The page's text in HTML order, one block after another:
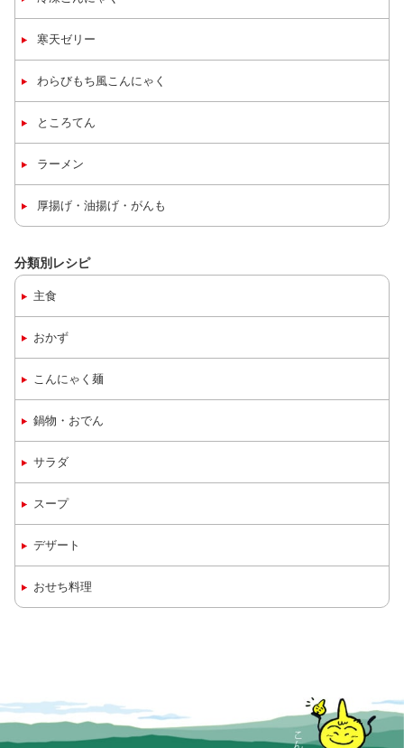
寒天ゼリー
わらびもち風こんにゃく
ところてん
ラーメン
厚揚げ・油揚げ・がんも
分類別レシピ
主食
おかず
こんにゃく麺
鍋物・おでん
サラダ
スープ
デザート
おせち料理